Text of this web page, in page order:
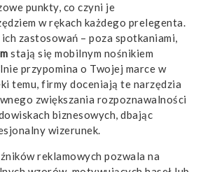
punkty, co czyni je
w rękach każdego prelegenta.
zastosowań – poza spotkaniami,
stają się mobilnym nośnikiem
przypomina o Twojej marce w
temu, firmy doceniają te narzędzia
zwiększania rozpoznawalności
biznesowych, dbając
wizerunek.
reklamowych pozwala na